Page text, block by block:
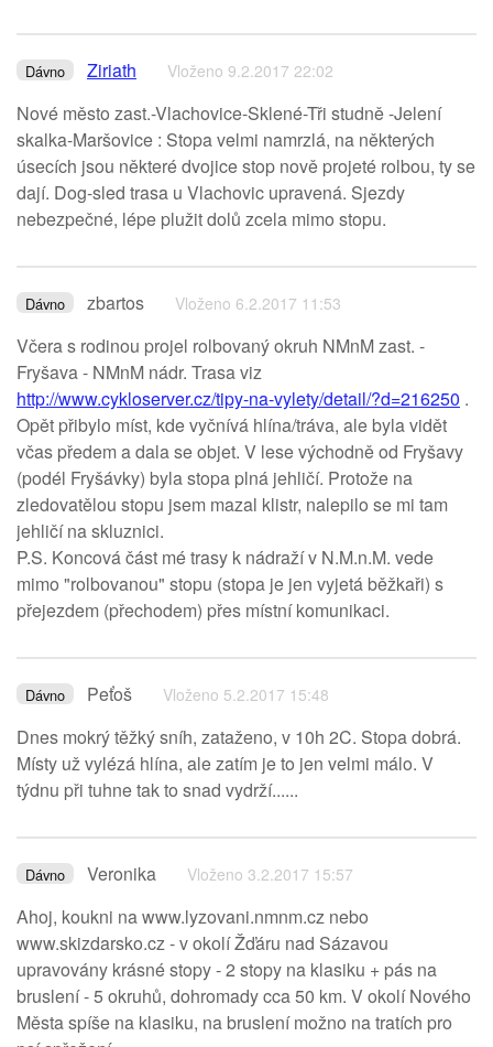
Dávno Ziriath Vloženo 9.2.2017 22:02
Nové město zast.-Vlachovice-Sklené-Tři studně -Jelení
skalka-Maršovice : Stopa velmi namrzlá, na některých
úsecích jsou některé dvojice stop nově projeté rolbou, ty se
dají. Dog-sled trasa u Vlachovic upravená. Sjezdy
nebezpečné, lépe plužit dolů zcela mimo stopu.
Dávno zbartos Vloženo 6.2.2017 11:53
Včera s rodinou projel rolbovaný okruh NMnM zast. -
Fryšava - NMnM nádr. Trasa viz
http://www.cykloserver.cz/tipy-na-vylety/detail/?d=216250 .
Opět přibylo míst, kde vyčnívá hlína/tráva, ale byla vidět
včas předem a dala se objet. V lese východně od Fryšavy
(podél Fryšávky) byla stopa plná jehličí. Protože na
zledovatělou stopu jsem mazal klistr, nalepilo se mi tam
jehličí na skluznici.
P.S. Koncová část mé trasy k nádraží v N.M.n.M. vede
mimo "rolbovanou" stopu (stopa je jen vyjetá běžkaři) s
přejezdem (přechodem) přes místní komunikaci.
Dávno Peťoš Vloženo 5.2.2017 15:48
Dnes mokrý těžký sníh, zataženo, v 10h 2C. Stopa dobrá.
Místy už vylézá hlína, ale zatím je to jen velmi málo. V
týdnu při tuhne tak to snad vydrží......
Dávno Veronika Vloženo 3.2.2017 15:57
Ahoj, koukni na www.lyzovani.nmnm.cz nebo
www.skizdarsko.cz - v okolí Žďáru nad Sázavou
upravovány krásné stopy - 2 stopy na klasiku + pás na
bruslení - 5 okruhů, dohromady cca 50 km. V okolí Nového
Města spíše na klasiku, na bruslení možno na tratích pro